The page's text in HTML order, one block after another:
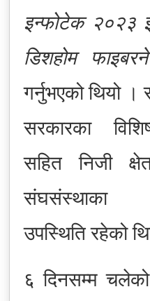
इन्फोटेक २०२३
डिशहोम
गर्नुभएको थियो
सरकारका
सहित निजी
संघसंस्थाका
उपस्थिति रहेको
६ दिनसम्म चलेको